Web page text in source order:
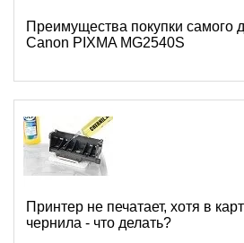
Преимущества покупки самого
Canon PIXMA MG2540S
Принтер не печатает, хотя в
чернила - что делать?